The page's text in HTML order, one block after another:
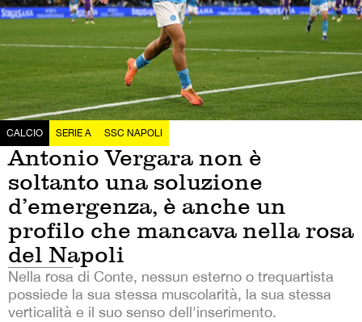
CALCIO SERIE A SSC NAPOLI
Antonio Vergara non è
soltanto una soluzione
d’emergenza, è anche un
profilo che mancava nella rosa
del Napoli
Nella rosa di Conte, nessun esterno o trequartista
possiede la sua stessa muscolarità, la sua stessa
verticalità e il suo senso dell'inserimento.